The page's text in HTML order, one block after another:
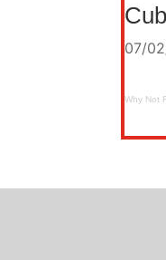
07/
Why Not